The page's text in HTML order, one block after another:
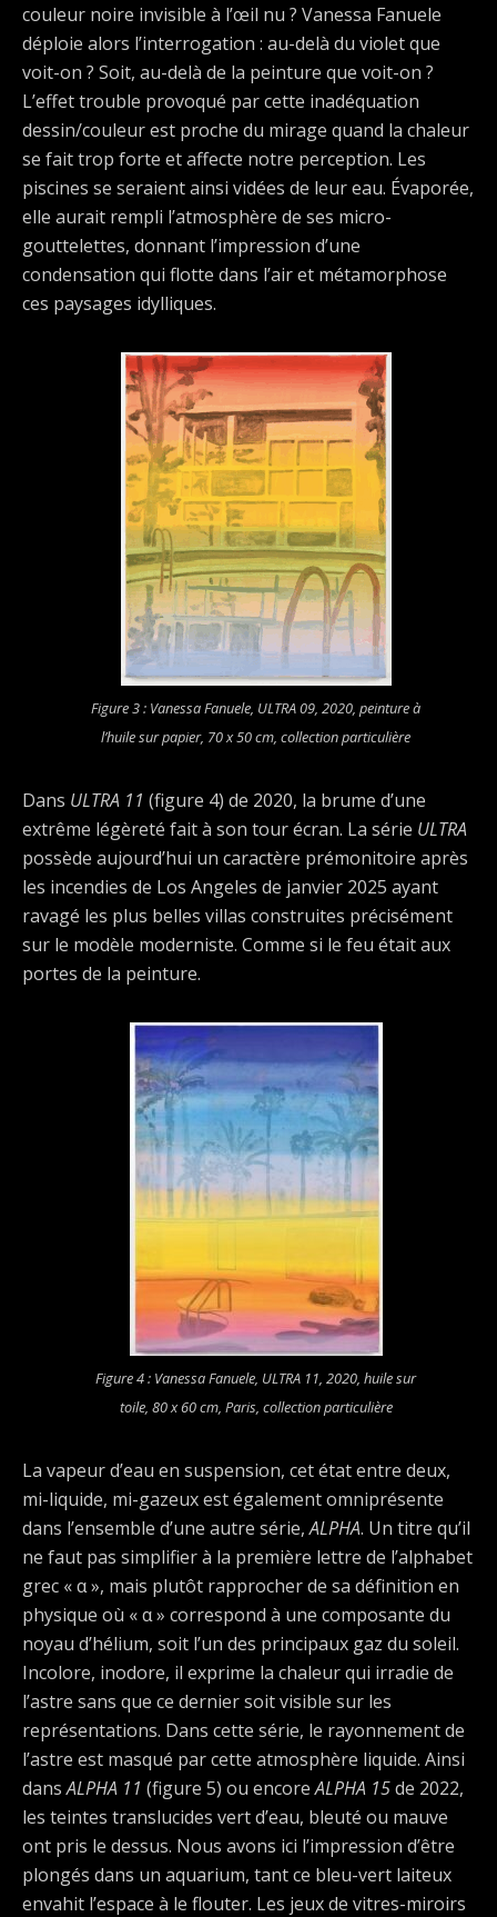
couleur noire invisible à l’œil nu ? Vanessa Fanuele
déploie alors l’interrogation : au-delà du violet que
voit-on ? Soit, au-delà de la peinture que voit-on ?
L’effet trouble provoqué par cette inadéquation
dessin/couleur est proche du mirage quand la chaleur
se fait trop forte et affecte notre perception. Les
piscines se seraient ainsi vidées de leur eau. Évaporée,
elle aurait rempli l’atmosphère de ses micro-
gouttelettes, donnant l’impression d’une
condensation qui flotte dans l’air et métamorphose
ces paysages idylliques.
Figure 3 : Vanessa Fanuele, ULTRA 09, 2020, peinture à
l’huile sur papier, 70 x 50 cm, collection particulière
Dans ULTRA 11 (figure 4) de 2020, la brume d’une
extrême légèreté fait à son tour écran. La série ULTRA
possède aujourd’hui un caractère prémonitoire après
les incendies de Los Angeles de janvier 2025 ayant
ravagé les plus belles villas construites précisément
sur le modèle moderniste. Comme si le feu était aux
portes de la peinture.
Figure 4 : Vanessa Fanuele, ULTRA 11, 2020, huile sur
toile, 80 x 60 cm, Paris, collection particulière
La vapeur d’eau en suspension, cet état entre deux,
mi-liquide, mi-gazeux est également omniprésente
dans l’ensemble d’une autre série,ALPHA. Un titre qu’il
ne faut pas simplifier à la première lettre de l’alphabet
grec « α », mais plutôt rapprocher de sa définition en
physique où « α » correspond à une composante du
noyau d’hélium, soit l’un des principaux gaz du soleil.
Incolore, inodore, il exprime la chaleur qui irradie de
l’astre sans que ce dernier soit visible sur les
représentations. Dans cette série, le rayonnement de
l’astre est masqué par cette atmosphère liquide. Ainsi
dansALPHA 11 (figure 5) ou encoreALPHA 15de 2022,
les teintes translucides vert d’eau, bleuté ou mauve
ont pris le dessus. Nous avons ici l’impression d’être
plongés dans un aquarium, tant ce bleu-vert laiteux
envahit l’espace à le flouter. Les jeux de vitres-miroirs